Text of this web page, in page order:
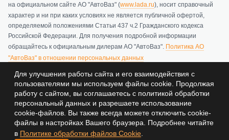
на официальном сайте АО "АвтоВаз" (www.lada.ru), носит справочный
характер и ни при каких условиях не является публичной офертой,
определяемой положениями Статьи 437 ч.2 Гражданского кодекса
Российской Федерации. Для получения подробной информации
обращайтесь к официальным дилерам АО "АвтоВаз". Политика АО
"АвтоВаз" в отношении персональных данных
Политика обработки персональных данных
© 2026 ООО Эксперт Авто - Официальный дилер Лада (LADA)
в Перми и Пермском крае (ИНН 5902012821, ОГРН
1155958036772)
Для улучшения работы сайта и его взаимодействия с
пользователями мы используем файлы cookie. Продолжая
работу с сайтом, вы соглашаетесь с политикой обработки
персональный данных и разрешаете использование
cookie-файлов. Вы также всегда можете отключить cookie-
файлы в настройках Вашего браузера. Подробнее читайте
в Политике обработки файлов Cookie